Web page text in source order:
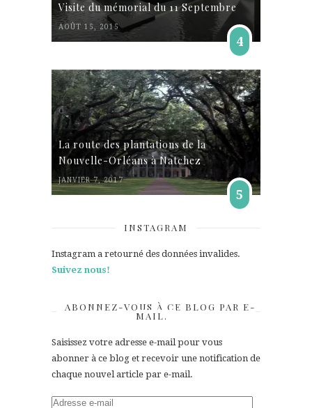
Visite du mémorial du 11 Septembre
AOÛT 15, 2015
4
La route des plantations de la
Nouvelle-Orléans à Natchez
JANVIER 7, 2017
5
INSTAGRAM
Instagram a retourné des données invalides.
Suivez nous!
ABONNEZ-VOUS À CE BLOG PAR E-
MAIL.
Saisissez votre adresse e-mail pour vous
abonner à ce blog et recevoir une notification de
chaque nouvel article par e-mail.
Adresse